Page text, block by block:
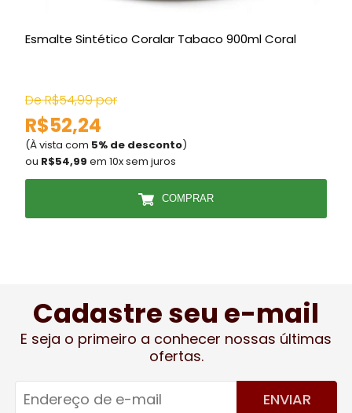
Esmalte Sintético Coralar Tabaco 900ml Coral
De R$54,99 por
R$52,24
(À vista com 5% de desconto)
ou R$54,99 em 10x sem juros
COMPRAR
Cadastre seu e-mail
E seja o primeiro a conhecer nossas últimas
ofertas.
ENVIAR